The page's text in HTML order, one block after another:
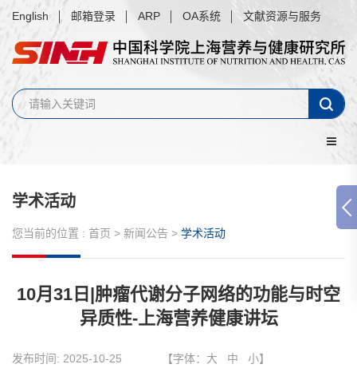
English 邮箱登录 ARP OA系统 文献资源与服务
学术活动
您当前的位置 : 首页 > 新闻公告 > 学术活动
10月31日|肿瘤代谢分子网络的功能与时空
异质性-上海营养健康讲坛
发布时间: 2025-10-25 【字体： 大 中 小】